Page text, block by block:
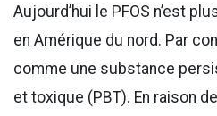
Aujourd’hui le PFOS n’est
en Amérique du nord. Par
comme une substance
et toxique (PBT). En raison